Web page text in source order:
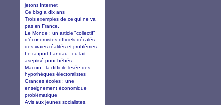
jetons Internet
Ce blog a dix ans
Trois exemples de ce qui ne va
pas en France.
Le Monde : un article "collectif"
d'économistes officiels décalés
des vraies réalités et problèmes
Le rapport Landau : du lait
aseptisé pour bébés
Macron : la difficile levée des
hypothèques électoralistes
Grandes écoles : une
enseignement économique
problématique
Avis aux jeunes socialistes,